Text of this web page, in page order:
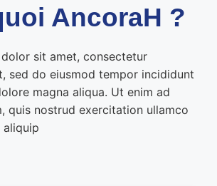
AncoraH ?
sit amet, consectetur
sed do eiusmod tempor incididunt
magna aliqua. Ut enim ad
quis nostrud exercitation ullamco
aliquip